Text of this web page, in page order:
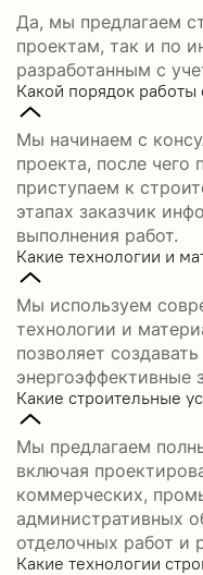
Да, мы предлагаем
проектам, так и по
разработанным с
Какой порядок работы
Мы начинаем с
проекта, после
приступаем к
этапах заказчик
выполнения работ.
Какие технологии и
Мы используем
технологии и
позволяет
энергоэффективные
Какие строительные
Мы предлагаем
включая
коммерческих,
административных
отделочных работ и
Какие технологии